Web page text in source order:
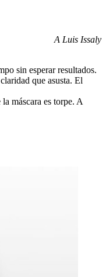
A Luis Issaly
sin esperar resultados.
que asusta. El
máscara es torpe. A